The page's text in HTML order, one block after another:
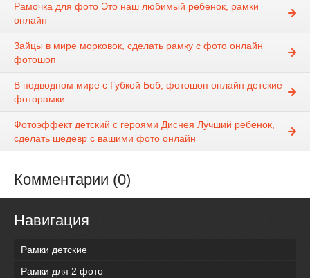
Рамочка для фото Это наш любимый ребенок, рамки
онлайн
Зайцы в мире морковок, сделать рамку с фото онлайн
фотошоп
В подводном мире с Губкой Боб, фотошоп онлайн детские
фоторамки
Фотоэффект детский с героями Диснея Лучший ребенок,
сделать шедевр с вашими фото онлайн
Комментарии (0)
Навигация
Рамки детские
Рамки для 2 фото